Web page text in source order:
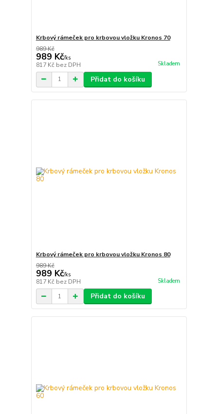
Krbový rámeček pro krbovou vložku Kronos 70
989 Kč
989 Kč/ks
817 Kč bez DPH Skladem
Přidat do košíku
Krbový rámeček pro krbovou vložku Kronos 80
989 Kč
989 Kč/ks
817 Kč bez DPH Skladem
Přidat do košíku